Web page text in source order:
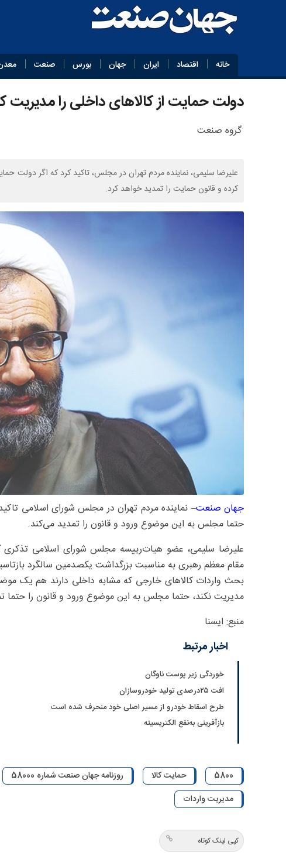
خانه اقتصاد ایران جهان بورس صنعت
دولت حمایت از کالاهای داخلی را مدیریت
گروه صنعت
علیرضا سلیمی، نماینده مردم تهران در مجلس، تاکید کرد که اگر دولت
کرده و قانون حمایت را تمدید خواهد کرد.
جهان صنعت– نماینده مردم تهران در مجلس شورای اسلامی
حتما مجلس به این موضوع ورود و قانون را تمدید می‌کند.
علیرضا سلیمی، عضو هیات‌رییسه مجلس شورای اسلامی تذکری
مقام معظم رهبری به مناسبت بزرگداشت یکصدمین سالگرد
بحث واردات کالاهای خارجی که مشابه داخلی دارند هم یک
مدیریت نکند، حتما مجلس به این موضوع ورود و قانون را حتما
منبع: ایسنا
اخبار مرتبط
خوردگی زیر پوست ناوگان
افت ۲۵‌درصدی تولید خودروسازان
طرح اسقاط خودرو از مسیر اصلی خود منحرف شده است
بازآفرینی به‌نفع الکتریسیته
5800 حمایت کالا روزنامه جهان صنعت شماره 58000
مدیریت واردات
کپی لینک کوتاه